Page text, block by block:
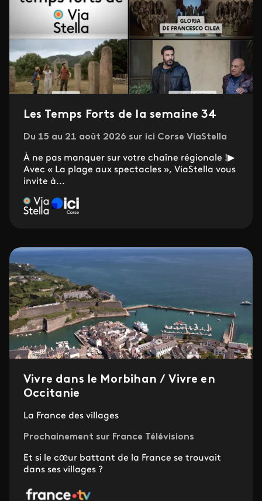
Les Temps Forts de la semaine 34
Du 15 au 21 août 2026 sur ici Corse ViaStella
À ne pas manquer sur votre chaîne régionale !▶
Avec « La plage aux spectacles », ViaStella vous
invite à...
Vivre dans le Morbihan / Vivre en
Occitanie
La France des villages
Prochainement sur France Télévisions
Et si le cœur battant de la France se trouvait
dans ses villages ?